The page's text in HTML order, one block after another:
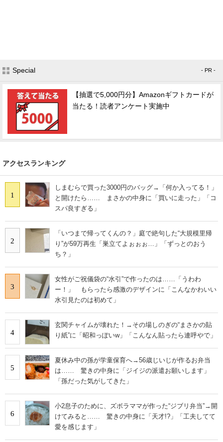
Special - PR -
【抽選で5,000円分】Amazonギフトカードが
当たる！読者アンケート実施中
アクセスランキング
1
しまむらで買った3000円のバッグ→「何か入ってる！」
と開けたら…… まさかの中身に「買いに走った」「コ
スパ良すぎる」
2
「いつまで帰ってくんの？」庭で絶句した“大規模里帰
り”が59万再生「巣立てよぉぉぉ…」「ずっとのおう
ち？」
3
女性がご祝儀袋の“水引”で作ったのは……「うわわ
ー！」 もらったら感激のデザインに「こんなかわいい
水引見たのは初めて」
4
玄関チャイムが壊れた！→その場しのぎの“まさかの貼
り紙”に「昭和っぽいw」「こんなん貼ったら連呼やで」
5
夏休み中の孫が学童保育へ→56歳じいじが作るお弁当
は…… 驚きの中身に「ジイジの派遣お願いします」
「孫だった気がしてきた」
6
小2息子のために、ズボラママが作った“ジブリ弁当”→開
けてみると…… 驚きの中身に「天才!?」「工夫してて
愛を感じます」